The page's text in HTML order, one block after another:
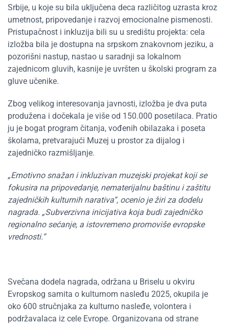
Srbije, u koje su bila uključena deca različitog uzrasta kroz
umetnost, pripovedanje i razvoj emocionalne pismenosti.
Pristupačnost i inkluzija bili su u središtu projekta: cela
izložba bila je dostupna na srpskom znakovnom jeziku, a
pozorišni nastup, nastao u saradnji sa lokalnom
zajednicom gluvih, kasnije je uvršten u školski program za
gluve učenike.
Zbog velikog interesovanja javnosti, izložba je dva puta
produžena i dočekala je više od 150.000 posetilaca. Pratio
ju je bogat program čitanja, vođenih obilazaka i poseta
školama, pretvarajući Muzej u prostor za dijalog i
zajedničko razmišljanje.
„Emotivno snažan i inkluzivan muzejski projekat koji se
fokusira na pripovedanje, nematerijalnu baštinu i zaštitu
zajedničkih kulturnih narativa“, ocenio je žiri za dodelu
nagrada. „Subverzivna inicijativa koja budi zajedničko
regionalno sećanje, a istovremeno promoviše evropske
vrednosti.“
Svečana dodela nagrada, održana u Briselu u okviru
Evropskog samita o kulturnom nasleđu 2025, okupila je
oko 600 stručnjaka za kulturno nasleđe, volontera i
podržavalaca iz cele Evrope. Organizovana od strane